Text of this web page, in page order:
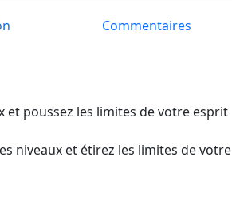
Commentaires
et poussez les limites de votre esprit
niveaux et étirez les limites de votre